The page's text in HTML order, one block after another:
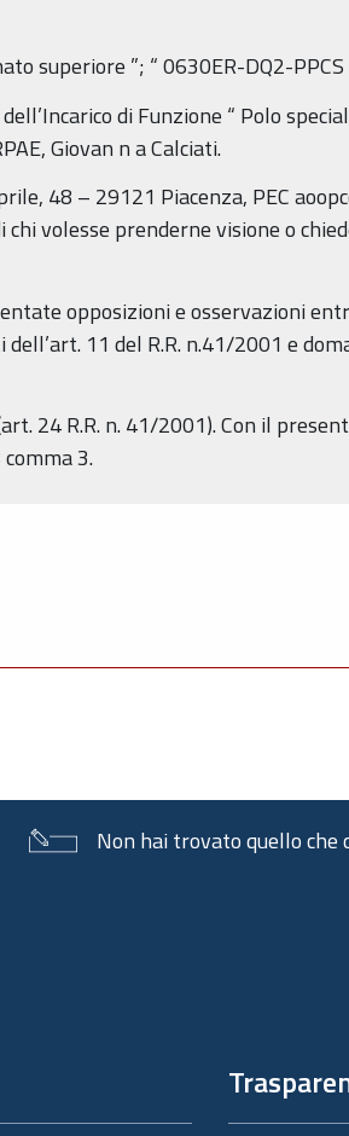
superiore ”; “0630ER-DQ2-PPCS
di Funzione “ Polo
Giovan na Calciati.
48 – 29121 Piacenza, PEC
chi volesse prenderne visione o
opposizioni e osservazioni
11 del R.R. n.41/2001 e
24 R.R. n. 41/2001). Con il
3.
Non hai trovato quello che